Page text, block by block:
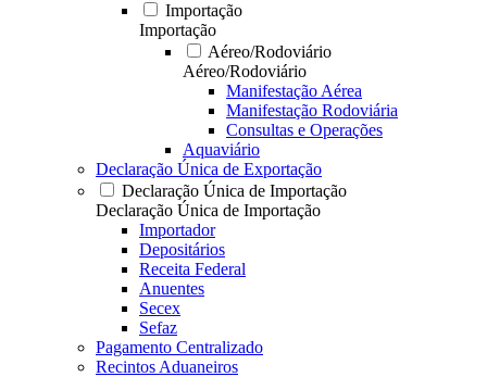
Importação
Importação
Aéreo/Rodoviário
Aéreo/Rodoviário
Manifestação Aérea
Manifestação Rodoviária
Consultas e Operações
Aquaviário
Declaração Única de Exportação
Declaração Única de Importação
Declaração Única de Importação
Importador
Depositários
Receita Federal
Anuentes
Secex
Sefaz
Pagamento Centralizado
Recintos Aduaneiros